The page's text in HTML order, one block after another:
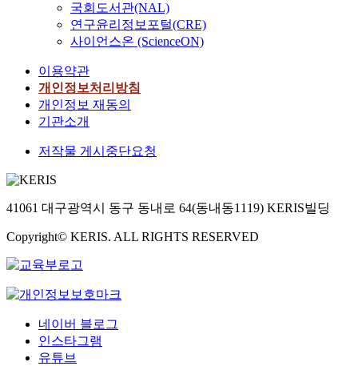
국회도서관(NAL)
연구윤리정보포털(CRE)
사이언스온 (ScienceON)
이용약관
개인정보처리방침
개인정보 재동의
기관소개
저작물 게시중단요청
41061 대구광역시 동구 동내로 64(동내동1119) KERIS빌딩
Copyright© KERIS. ALL RIGHTS RESERVED
네이버 블로그
인스타그램
유튜브